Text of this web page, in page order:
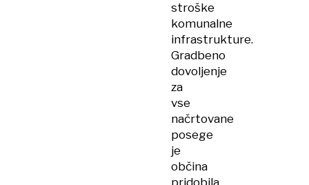
stroške
komunalne
infrastrukture.
Gradbeno
dovoljenje
za
vse
načrtovane
posege
je
občina